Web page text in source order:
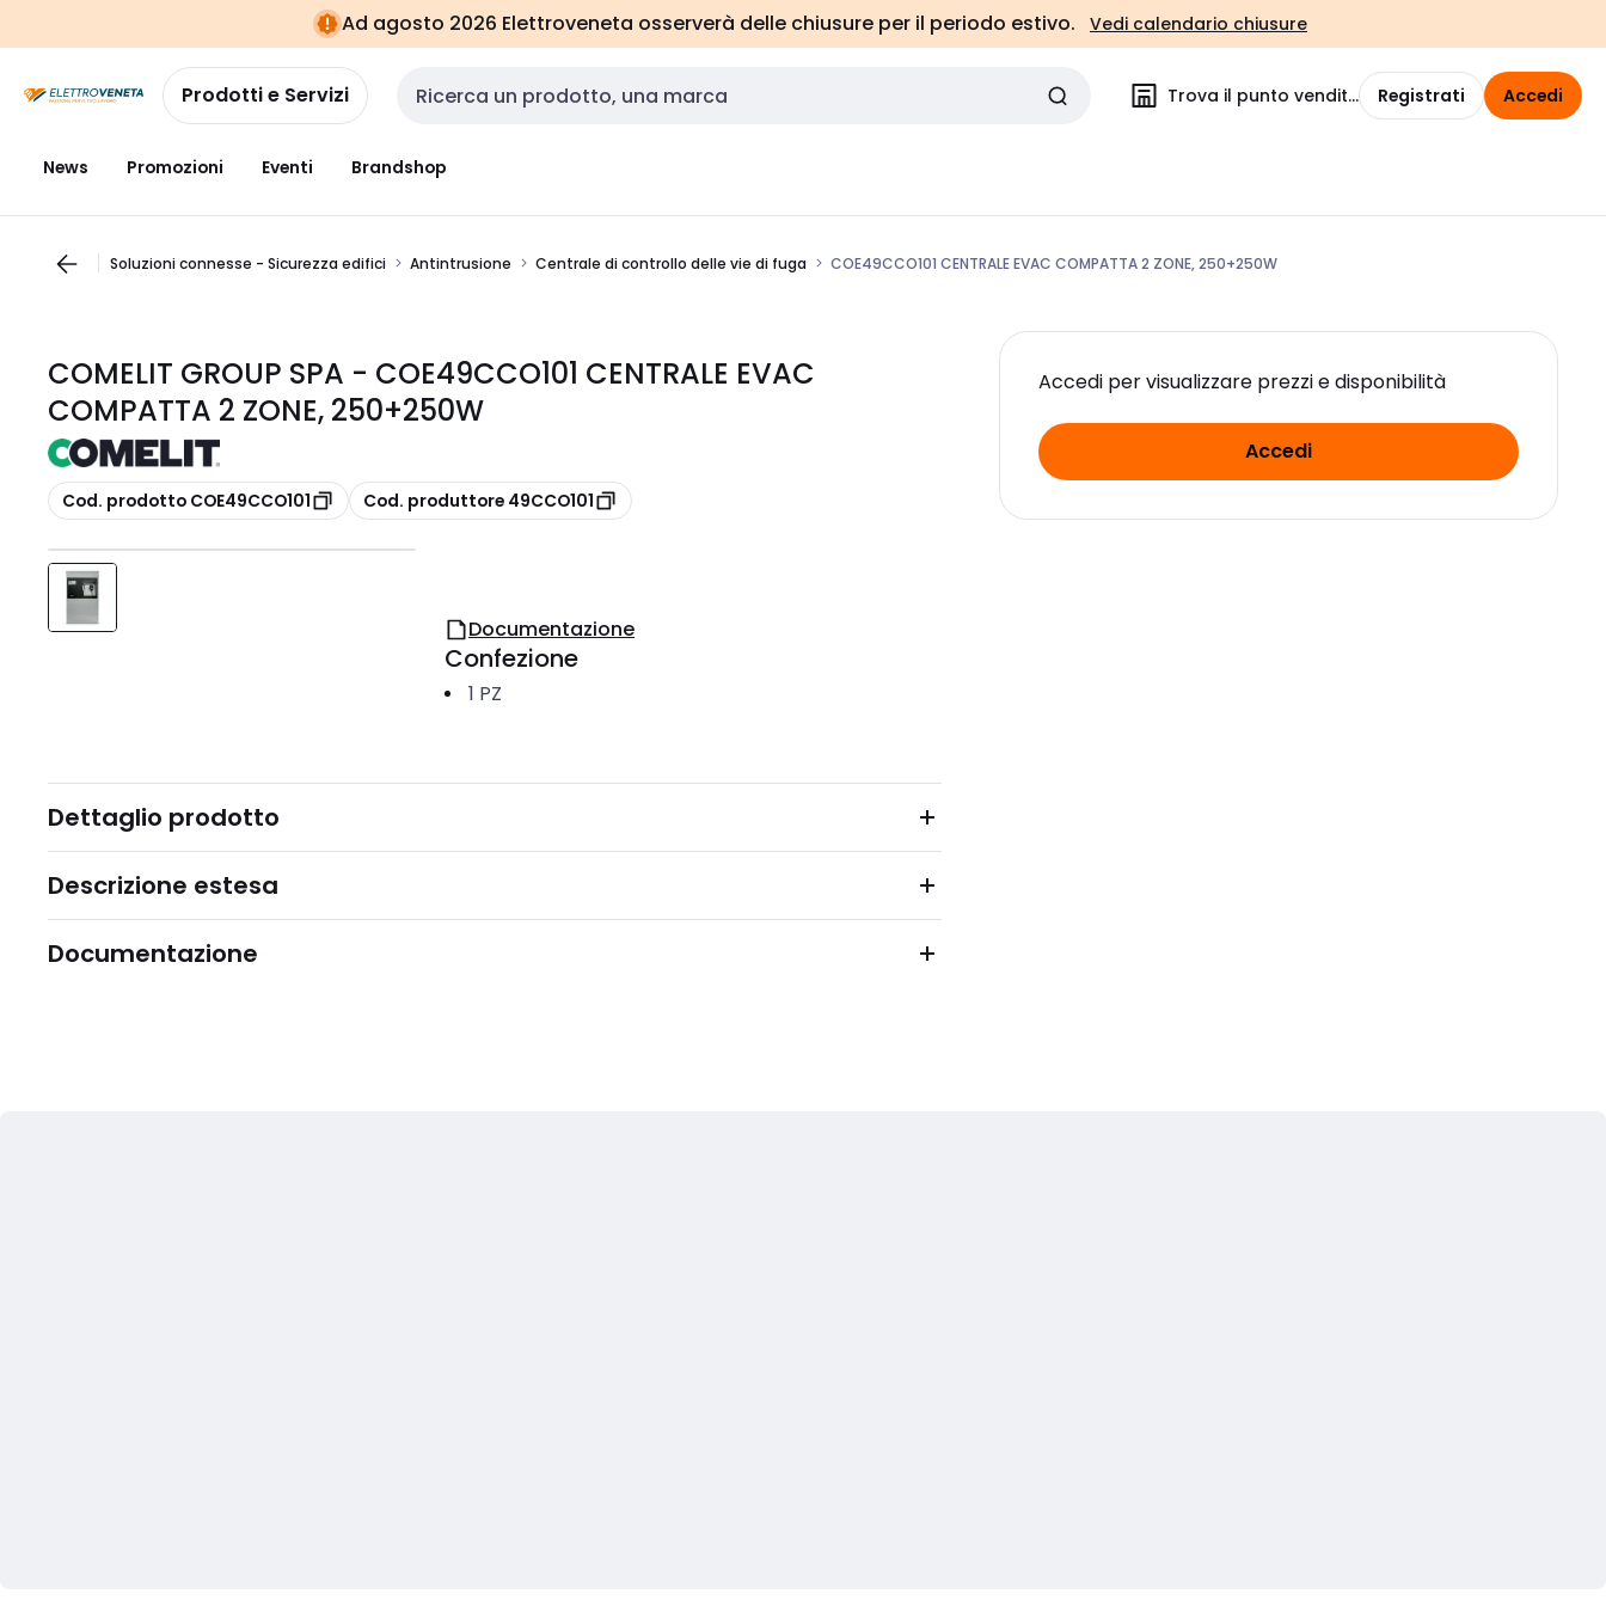
navigazionealla
pagina
Ad agosto 2026 Elettroveneta osserverà delle chiusure per il periodo estivo. Vedi calendario chiusure
Prodotti e Servizi Cerca input Trova il punto vendita Registrati Accedi
News Promozioni Eventi Brandshop
Soluzioni connesse - Sicurezza edifici Antintrusione Centrale di controllo delle vie di fuga COE49CCO101 CENTRALE EVAC COMPATTA 2 ZONE, 250+250W
COMELIT GROUP SPA - COE49CCO101 CENTRALE EVAC
COMPATTA 2 ZONE, 250+250W
copia
Cod. prodotto COE49CCO101 copia
Cod. produttore 49CCO101
Accedi per visualizzare prezzi e disponibilità
Accedi
Documentazione
Confezione
1 PZ
Dettaglio prodotto
Descrizione estesa
Documentazione